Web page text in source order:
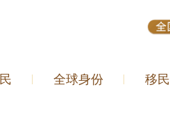
全球身份 移